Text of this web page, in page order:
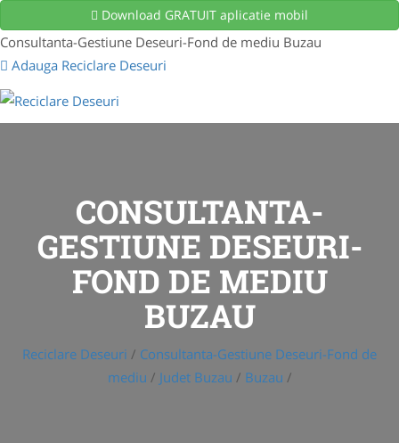
Download GRATUIT aplicatie mobil
Consultanta-Gestiune Deseuri-Fond de mediu Buzau
Adauga Reciclare Deseuri
CONSULTANTA-
GESTIUNE DESEURI-
FOND DE MEDIU
BUZAU
Reciclare Deseuri / Consultanta-Gestiune Deseuri-Fond de
mediu / Judet Buzau / Buzau /